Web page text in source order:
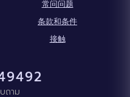
常问问题
条款和条件
接触
ถาม